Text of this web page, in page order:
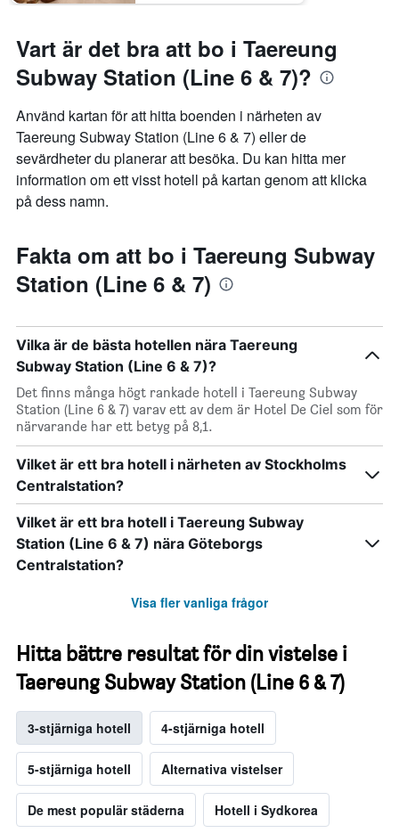
Vart är det bra att bo i Taereung
Subway Station (Line 6 & 7)?
Använd kartan för att hitta boenden i närheten av
Taereung Subway Station (Line 6 & 7) eller de
sevärdheter du planerar att besöka. Du kan hitta mer
information om ett visst hotell på kartan genom att klicka
på dess namn.
Fakta om att bo i Taereung Subway
Station (Line 6 & 7)
Vilka är de bästa hotellen nära Taereung
Subway Station (Line 6 & 7)?
Det finns många högt rankade hotell i Taereung Subway
Station (Line 6 & 7) varav ett av dem är Hotel De Ciel som för
närvarande har ett betyg på 8,1.
Vilket är ett bra hotell i närheten av Stockholms
Centralstation?
Vilket är ett bra hotell i Taereung Subway
Station (Line 6 & 7) nära Göteborgs
Centralstation?
Visa fler vanliga frågor
Hitta bättre resultat för din vistelse i
Taereung Subway Station (Line 6 & 7)
3-stjärniga hotell 4-stjärniga hotell
5-stjärniga hotell Alternativa vistelser
De mest populär städerna Hotell i Sydkorea